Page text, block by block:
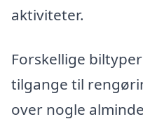
aktiviteter.
Forskellige
tilgange til
over nogle